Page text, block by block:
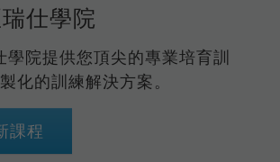
仕學院
學院提供您頂尖的專業培育訓
化的訓練解決方案。
課程